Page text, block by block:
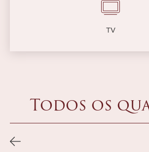
TV
Todos os